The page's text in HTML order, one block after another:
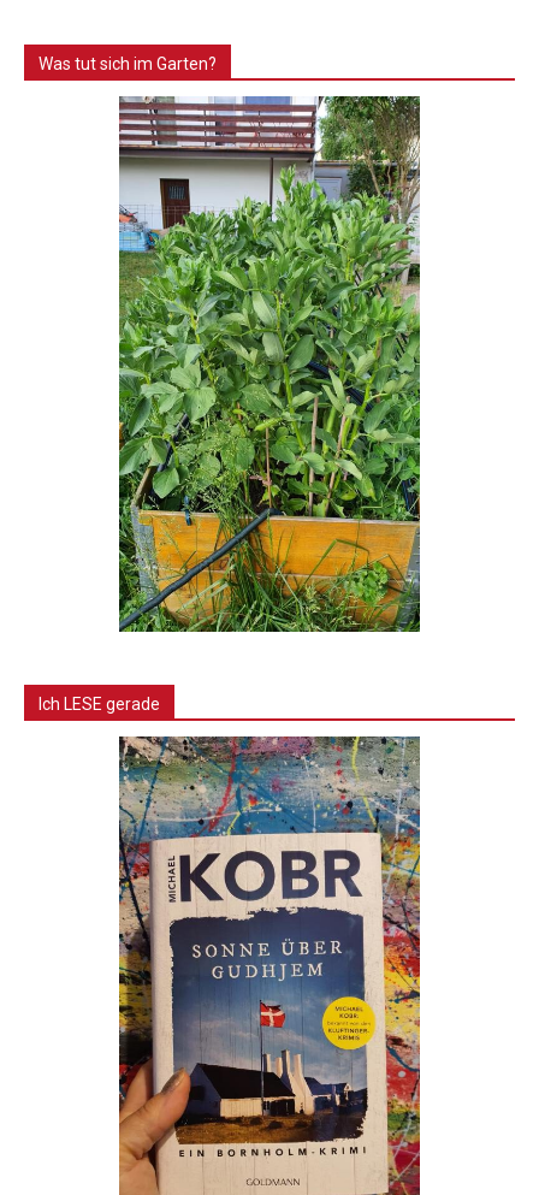
Was tut sich im Garten?
Ich LESE gerade